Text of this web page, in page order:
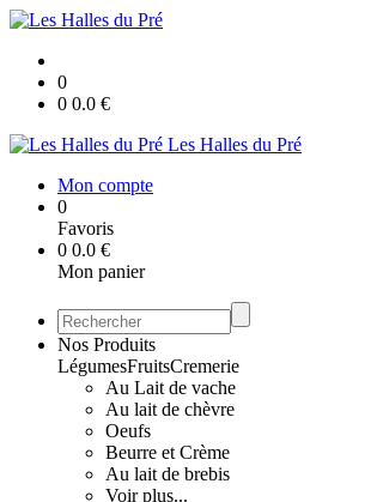
0
0 0.0 €
Les Halles du Pré
Mon compte
0
Favoris
0 0.0 €
Mon panier
Nos Produits
LégumesFruitsCremerie
Au Lait de vache
Au lait de chèvre
Oeufs
Beurre et Crème
Au lait de brebis
Voir plus...